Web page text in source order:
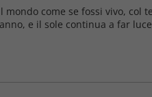
come se fossi vivo, col
e il sole continua a far